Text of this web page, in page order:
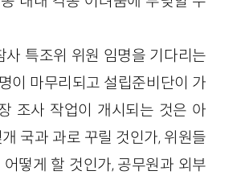
사 특조위 위원 임명을 기다리는
이 마무리되고 설립준비단이 가
조사 작업이 개시되는 것은 아
국과 과로 꾸릴 것인가, 위원들
떻게 할 것인가, 공무원과 외부